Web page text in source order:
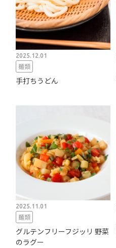
2025.12.01
麺類
手打ちうどん
2025.11.01
麺類
グルテンフリーフジッリ 野菜
のラグー